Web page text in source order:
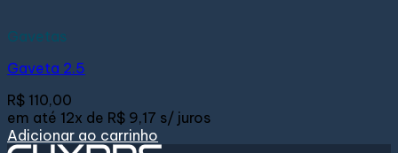
Gavetas
Gaveta 2.5
R$ 110,00
em até 12x de R$ 9,17 s/ juros
Adicionar ao carrinho